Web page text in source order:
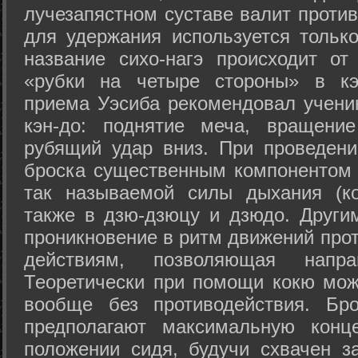
лучезапястном суставе валит
для удержания используется
название сихо-нагэ происходит
«рубки на четыре стороны» в
приема Уэсиба рекомендовал
кэн-до: поднятие меча,
рубящий удар вниз. При
броска существенным компонентом
так называемой силы дыхания
также в дзю-дзюцу и дзюдо.
проникновение в ритм движений
действиям, позволяющая
Теоретически при помощи кокю
вообще без противодействия.
предполагают максимальную
положении сидя, будучи схвачен